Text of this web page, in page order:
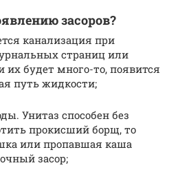
засоров?
канализация при
страниц или
их будет много-то, появится
путь жидкости;
Унитаз способен без
прокисший борщ, то
или пропавшая каша
засор;